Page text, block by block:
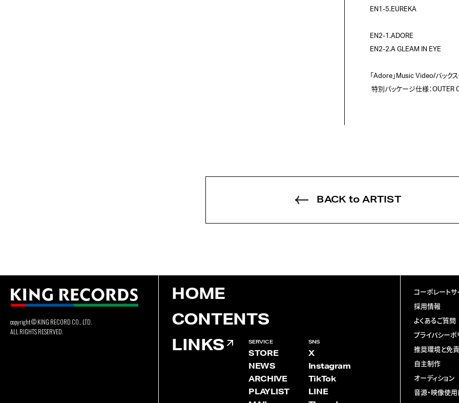
EN1-5.EUREKA
EN2-1.ADORE
EN2-2.A GLEAM IN EYE
「Adore」Music Video/バック
特別パッケージ仕様：OUTER
BACK to ARTIST
copyright © KING RECORD CO., LTD.
ALL RIGHTS RESERVED.
HOME
CONTENTS
LINKS
SERVICE
STORE
NEWS
ARCHIVE
PLAYLIST
SNS
X
Instagram
TikTok
LINE
コーポレートサ
採用情報
よくあるご質問
プライバシーポ
推奨環境と免
自主制作
オーディション
音源・映像使用